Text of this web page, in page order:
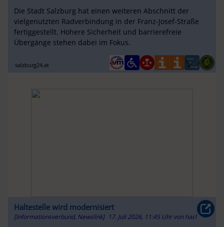
Die Stadt Salzburg hat einen weiteren Abschnitt der
vielgenutzten Radverbindung in der Franz-Josef-Straße
fertiggestellt. Höhere Sicherheit und barrierefreie
Übergänge stehen dabei im Fokus.
salzburg24.at
Haltestelle wird modernisiert
[Informationsverbund, Newslink] 17. Juli 2026, 11:45 Uhr vonhacl